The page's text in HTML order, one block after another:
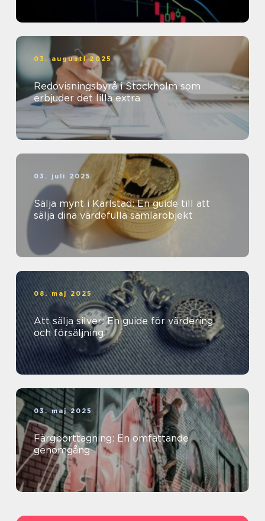
03. augusti 2025
Redovisningsbyrå i Stockholm som
erbjuder det lilla extra
03. juli 2025
Sälja mynt i Karlstad: En guide till att
sälja dina värdefulla samlarobjekt
08. maj 2025
Att sälja silver: En guide för värdering
och försäljning
03. maj 2025
Färgborttagning: En omfattande
genomgång